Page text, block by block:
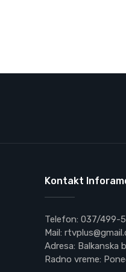
Kontakt
Telefon: 037/499-
Mail:
Adresa: Balkanska
Radno vreme: